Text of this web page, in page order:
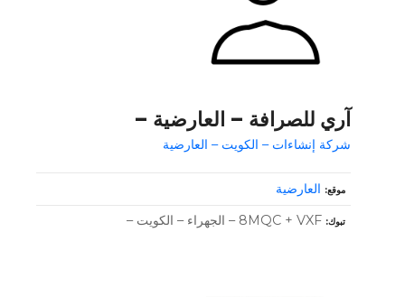
آري للصرافة – العارضية –
شركة إنشاءات – الكويت – العارضية
موقع العارضية
تبوك 8MQC + VXF – الجهراء – الكويت –